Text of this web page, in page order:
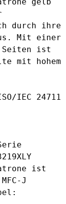
durch ihre
Mit einer
Seiten ist
mit hohem
IEC 24711
ist
J